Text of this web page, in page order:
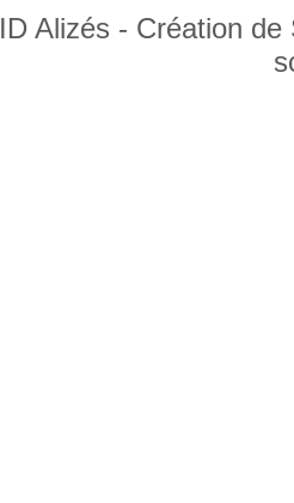
ID Alizés - Création